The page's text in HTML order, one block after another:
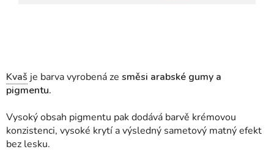
Kvaš je barva vyrobená ze směsi arabské gumy a
pigmentu.
Vysoký obsah pigmentu pak dodává barvě krémovou
konzistenci, vysoké krytí a výsledný sametový matný efekt
bez lesku.